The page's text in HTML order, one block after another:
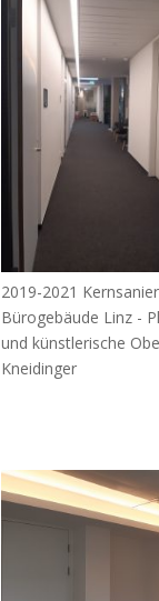
2019-2021
Bürogebäude Linz -
und künstlerische
Kneidinger